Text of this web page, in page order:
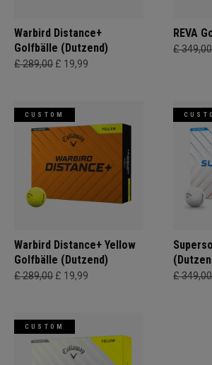
Warbird Distance+
Golfbälle (Dutzend)
£ 289,00 £ 19,99
REVA
£ 349,00
CUSTOM
Warbird Distance+ Yellow
Golfbälle (Dutzend)
£ 289,00 £ 19,99 £ 349,00
CUSTOM